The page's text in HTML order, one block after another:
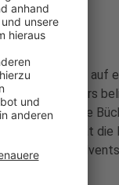
in diesem Jahr auf
Besonders
Klassiker wie
rät die